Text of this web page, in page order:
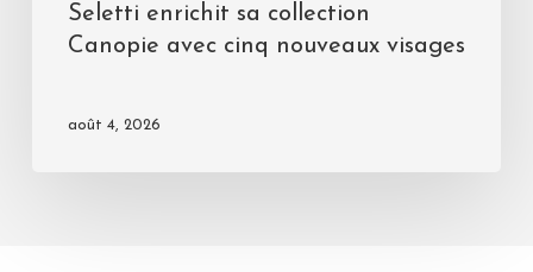
Seletti enrichit sa collection
Canopie avec cinq nouveaux visages
août 4, 2026